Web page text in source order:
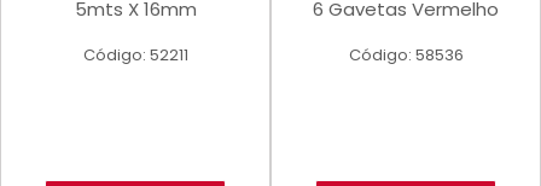
5mts X 16mm
Código: 52211
6 Gavetas Vermelho
Código: 58536